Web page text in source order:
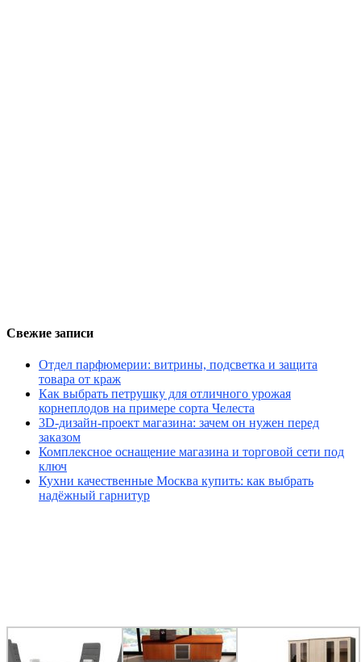
Свежие записи
Отдел парфюмерии: витрины, подсветка и защита
товара от краж
Как выбрать петрушку для отличного урожая
корнеплодов на примере сорта Челеста
3D-дизайн-проект магазина: зачем он нужен перед
заказом
Комплексное оснащение магазина и торговой сети под
ключ
Кухни качественные Москва купить: как выбрать
надёжный гарнитур